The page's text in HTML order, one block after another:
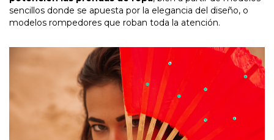
sencillos donde se apuesta por la elegancia del diseño, o
modelos rompedores que roban toda la atención.